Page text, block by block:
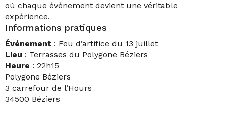
où chaque événement devient une véritable
expérience.
Informations pratiques
Événement : Feu d’artifice du 13 juillet
Lieu : Terrasses du Polygone Béziers
Heure : 22h15
Polygone Béziers
3 carrefour de l’Hours
34500 Béziers